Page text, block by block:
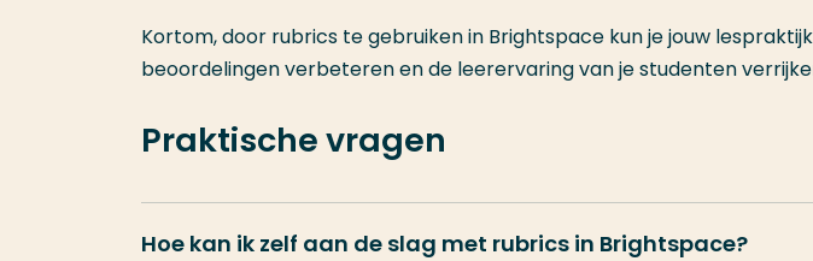
Kortom, door rubrics te gebruiken in Brightspace kun je jouw
beoordelingen verbeteren en de leerervaring van je studenten
Praktische vragen
Hoe kan ik zelf aan de slag met rubrics in Brightspace?